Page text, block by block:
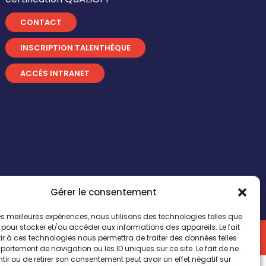
Gérer le consentement
meilleures expériences, nous utilisons des technologies telles que
stocker et/ou accéder aux informations des appareils. Le fait
à ces technologies nous permettra de traiter des données telles
de navigation ou les ID uniques sur ce site. Le fait de ne
ou de retirer son consentement peut avoir un effet négatif sur
CONTACT
INSCRIPTION TALENTHÈQUE
ACCÈS INTRANET
byComwell
Bonjour ! Vous souhaitez échanger avec nous ?